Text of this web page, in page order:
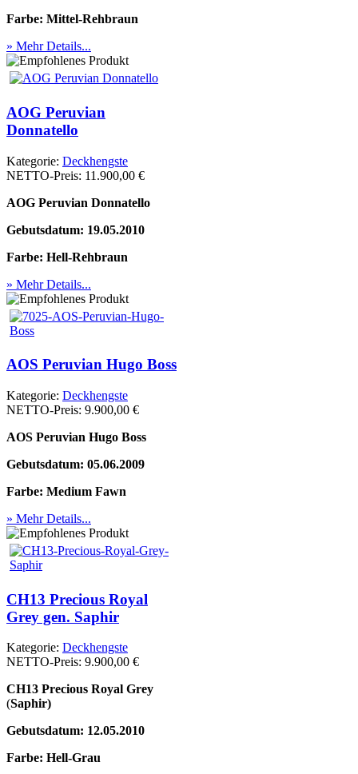
Farbe: Mittel-Rehbraun
» Mehr Details...
AOG Peruvian
Donnatello
Kategorie: Deckhengste
NETTO-Preis: 11.900,00 €
AOG Peruvian Donnatello
Gebutsdatum: 19.05.2010
Farbe: Hell-Rehbraun
» Mehr Details...
AOS Peruvian Hugo Boss
Kategorie: Deckhengste
NETTO-Preis: 9.900,00 €
AOS Peruvian Hugo Boss
Gebutsdatum: 05.06.2009
Farbe: Medium Fawn
» Mehr Details...
CH13 Precious Royal
Grey gen. Saphir
Kategorie: Deckhengste
NETTO-Preis: 9.900,00 €
CH13 Precious Royal Grey
(Saphir)
Gebutsdatum: 12.05.2010
Farbe: Hell-Grau